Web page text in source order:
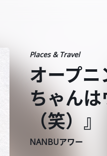
Places & Travel
オープ
ちゃん
（笑）』
NANBUアワー